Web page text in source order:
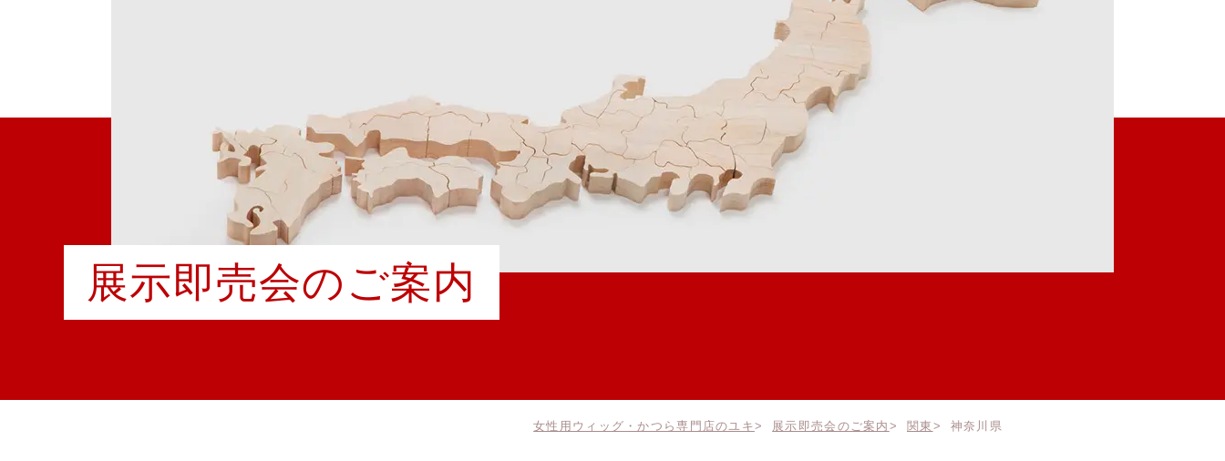
展示即売会のご案内
女性用ウィッグ・かつら専門店のユキ 展示即売会のご案内 関東 神奈川県